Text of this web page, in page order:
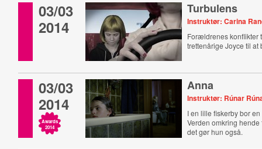
03/03
2014
Turbulens
Instruktør: Carina
Forældrenes konflikter
trettenårige Joyce til at
03/03
2014
Awards
2014
Anna
Instruktør: Rúnar
I en lille fiskerby bor
Verden omkring
det gør hun også.